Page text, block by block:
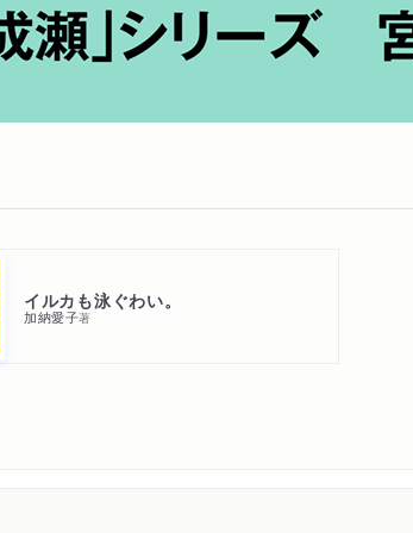
イルカも泳ぐわい。
加納愛子著